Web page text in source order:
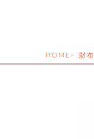
HOME 財布